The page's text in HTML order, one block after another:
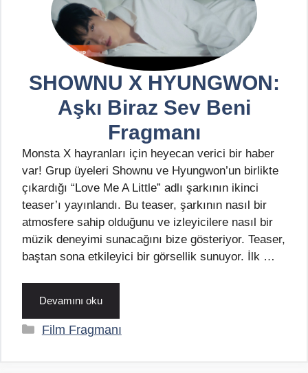
SHOWNU X HYUNGWON:
Aşkı Biraz Sev Beni
Fragmanı
Monsta X hayranları için heyecan verici bir haber
var! Grup üyeleri Shownu ve Hyungwon’un birlikte
çıkardığı “Love Me A Little” adlı şarkının ikinci
teaser’ı yayınlandı. Bu teaser, şarkının nasıl bir
atmosfere sahip olduğunu ve izleyicilere nasıl bir
müzik deneyimi sunacağını bize gösteriyor. Teaser,
baştan sona etkileyici bir görsellik sunuyor. İlk …
Devamını oku
Kategoriler
Film Fragmanı